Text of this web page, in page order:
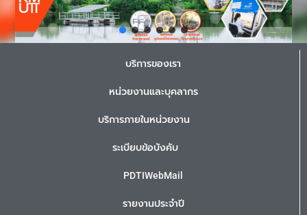
บริการของเรา
หน่วยงานและบุคลากร
บริการภายในหน่วยงาน
ระเบียบข้อบังคับ
PDTIWebMail
รายงานประจำปี